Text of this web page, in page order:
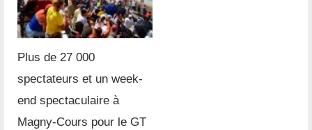
Plus de 27 000
spectateurs et un week-
end spectaculaire à
Magny-Cours pour le GT